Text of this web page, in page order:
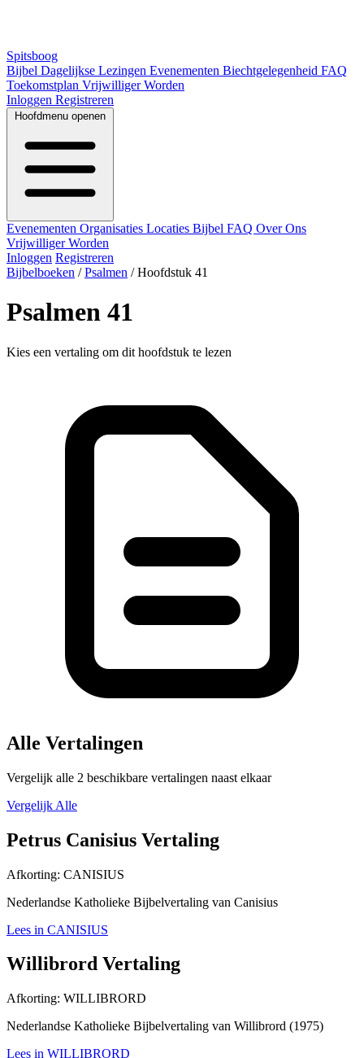
Spitsboog
Bijbel Dagelijkse Lezingen Evenementen Biechtgelegenheid FAQ
Toekomstplan Vrijwilliger Worden
Inloggen Registreren
Hoofdmenu openen
Evenementen Organisaties Locaties Bijbel FAQ Over Ons
Vrijwilliger Worden
Inloggen Registreren
Bijbelboeken / Psalmen / Hoofdstuk 41
Psalmen 41
Kies een vertaling om dit hoofdstuk te lezen
Alle Vertalingen
Vergelijk alle 2 beschikbare vertalingen naast elkaar
Vergelijk Alle
Petrus Canisius Vertaling
Afkorting: CANISIUS
Nederlandse Katholieke Bijbelvertaling van Canisius
Lees in CANISIUS
Willibrord Vertaling
Afkorting: WILLIBRORD
Nederlandse Katholieke Bijbelvertaling van Willibrord (1975)
Lees in WILLIBRORD